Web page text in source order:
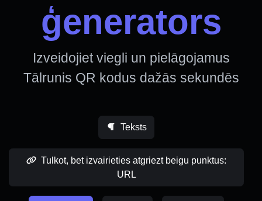
ģenerators
Izveidojiet viegli un pielāgojamus
Tālrunis QR kodus dažās sekundēs
Teksts
Tulkot, bet izvairieties atgriezt beigu punktus:
URL